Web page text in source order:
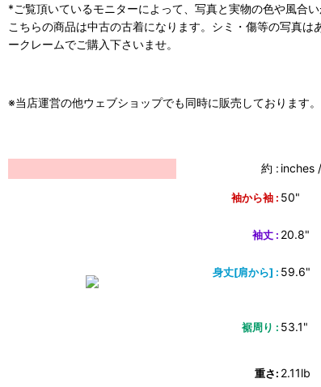
*ご覧頂いているモニターによって、写真と実物の色や風合
こちらの商品は中古の古着になります。シミ・傷等の写真
ークレームでご購入下さいませ。
※当店運営の他ウェブショップでも同時に販売しております
約 : inches
袖から袖 : 50"
袖丈 : 20.8"
身丈[肩から] : 59.6"
裾周り : 53.1"
重さ: 2.11lb